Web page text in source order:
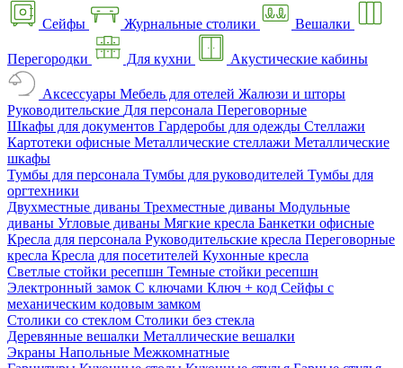
Сейфы Журнальные столики Вешалки
Перегородки Для кухни Акустические кабины
Аксессуары Мебель для отелей Жалюзи и шторы
Руководительские Для персонала Переговорные
Шкафы для документов Гардеробы для одежды Стеллажи
Картотеки офисные Металлические стеллажи Металлические
шкафы
Тумбы для персонала Тумбы для руководителей Тумбы для
оргтехники
Двухместные диваны Трехместные диваны Модульные
диваны Угловые диваны Мягкие кресла Банкетки офисные
Кресла для персонала Руководительские кресла Переговорные
кресла Кресла для посетителей Кухонные кресла
Светлые стойки ресепшн Темные стойки ресепшн
Электронный замок С ключами Ключ + код Сейфы с
механическим кодовым замком
Столики со стеклом Столики без стекла
Деревянные вешалки Металлические вешалки
Экраны Напольные Межкомнатные